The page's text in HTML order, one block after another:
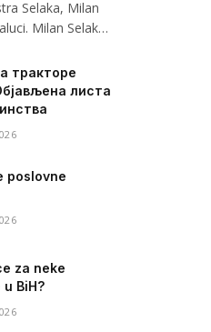
Selaka, Milan
Milan Selak…
тракторе
листа
poslovne
za neke
BiH?